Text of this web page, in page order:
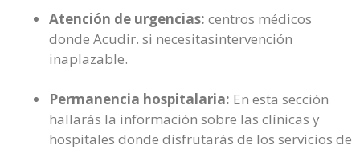
Atención de urgencias: centros médicos
donde Acudir. si necesitasintervención
inaplazable.
Permanencia hospitalaria: En esta sección
hallarás la información sobre las clínicas y
hospitales donde disfrutarás de los servicios de